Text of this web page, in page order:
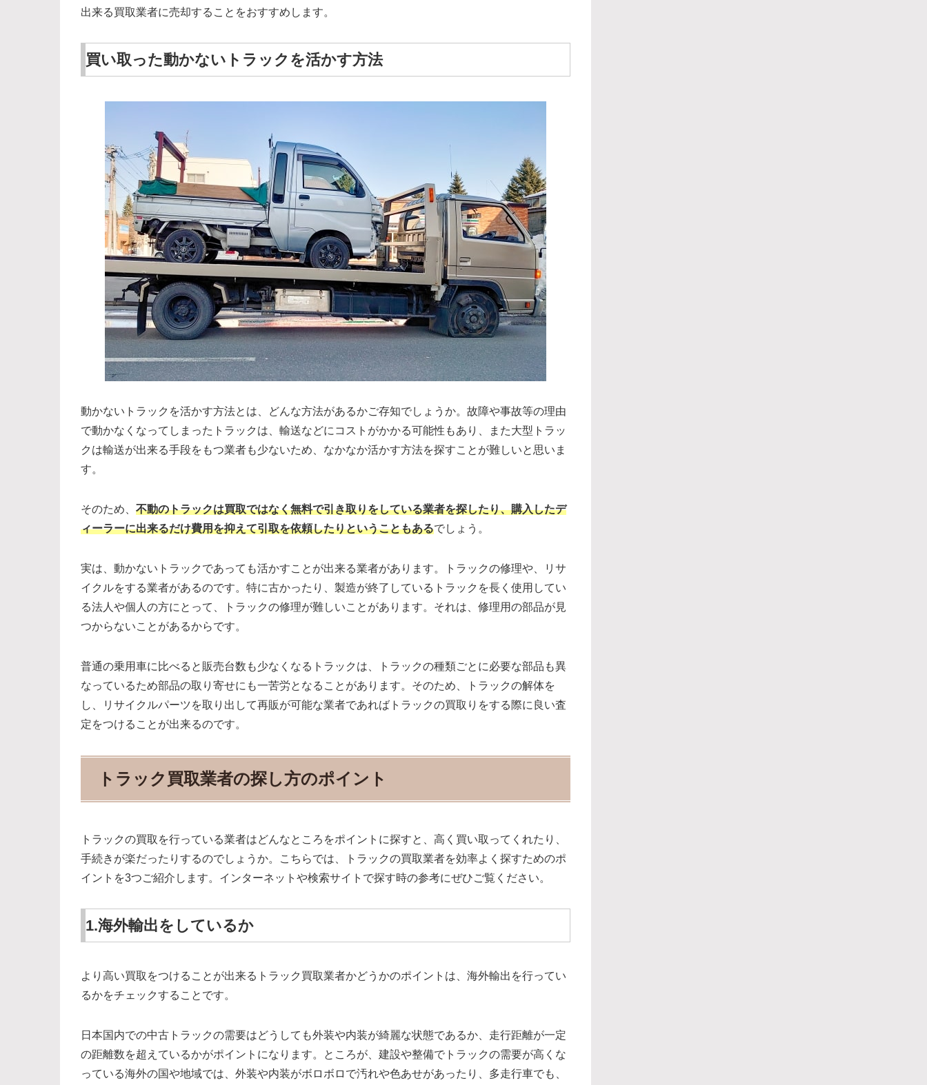
出来る買取業者に売却することをおすすめします。
買い取った動かないトラックを活かす方法
動かないトラックを活かす方法とは、どんな方法があるかご存知でしょうか。故障や事故等の理由
で動かなくなってしまったトラックは、輸送などにコストがかかる可能性もあり、また大型トラッ
クは輸送が出来る手段をもつ業者も少ないため、なかなか活かす方法を探すことが難しいと思いま
す。
そのため、 不動のトラックは買取ではなく無料で引き取りをしている業者を探したり、購入したデ
ィーラーに出来るだけ費用を抑えて引取を依頼したりということもあるでしょう。
実は、動かないトラックであっても活かすことが出来る業者があります。トラックの修理や、リサ
イクルをする業者があるのです。特に古かったり、製造が終了しているトラックを長く使用してい
る法人や個人の方にとって、トラックの修理が難しいことがあります。それは、修理用の部品が見
つからないことがあるからです。
普通の乗用車に比べると販売台数も少なくなるトラックは、トラックの種類ごとに必要な部品も異
なっているため部品の取り寄せにも一苦労となることがあります。そのため、トラックの解体を
し、リサイクルパーツを取り出して再販が可能な業者であればトラックの買取りをする際に良い査
定をつけることが出来るのです。
トラック買取業者の探し方のポイント
トラックの買取を行っている業者はどんなところをポイントに探すと、高く買い取ってくれたり、
手続きが楽だったりするのでしょうか。こちらでは、トラックの買取業者を効率よく探すためのポ
イントを3つご紹介します。インターネットや検索サイトで探す時の参考にぜひご覧ください。
1.海外輸出をしているか
より高い買取をつけることが出来るトラック買取業者かどうかのポイントは、海外輸出を行ってい
るかをチェックすることです。
日本国内での中古トラックの需要はどうしても外装や内装が綺麗な状態であるか、走行距離が一定
の距離数を超えているかがポイントになります。ところが、建設や整備でトラックの需要が高くな
っている海外の国や地域では、外装や内装がボロボロで汚れや色あせがあったり、多走行車でも、